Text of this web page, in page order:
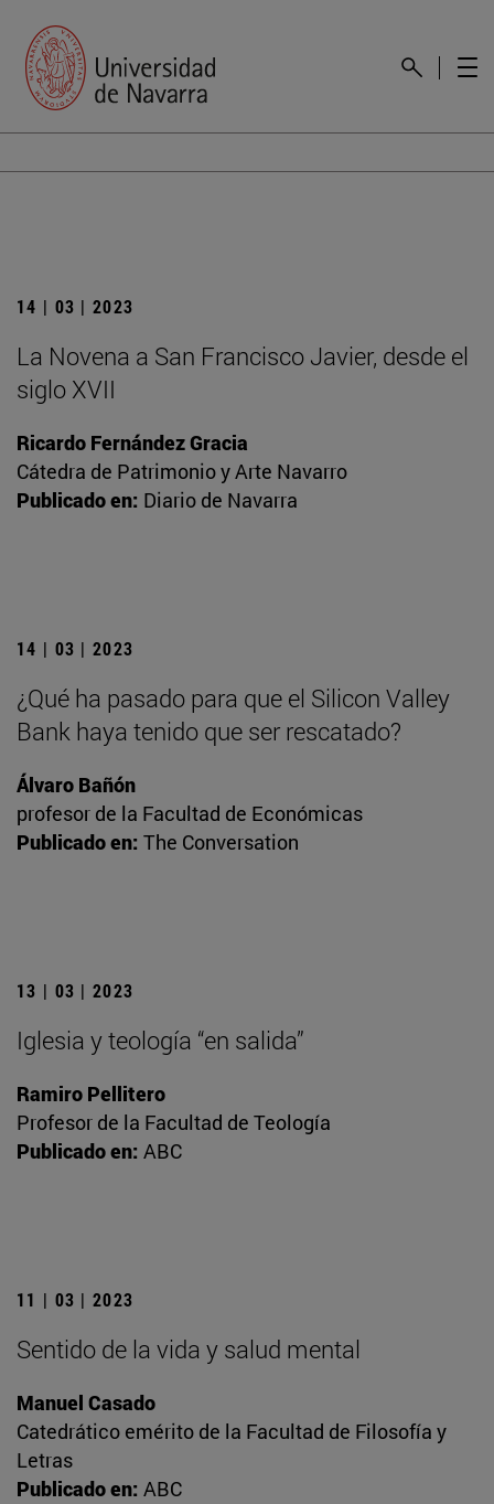
14 | 03 | 2023
La Novena a San Francisco Javier, desde el
siglo XVII
Ricardo Fernández Gracia
Cátedra de Patrimonio y Arte Navarro
Publicado en: Diario de Navarra
14 | 03 | 2023
¿Qué ha pasado para que el Silicon Valley
Bank haya tenido que ser rescatado?
Álvaro Bañón
profesor de la Facultad de Económicas
Publicado en: The Conversation
13 | 03 | 2023
Iglesia y teología “en salida”
Ramiro Pellitero
Profesor de la Facultad de Teología
Publicado en: ABC
11 | 03 | 2023
Sentido de la vida y salud mental
Manuel Casado
Catedrático emérito de la Facultad de Filosofía y
Letras
Publicado en: ABC